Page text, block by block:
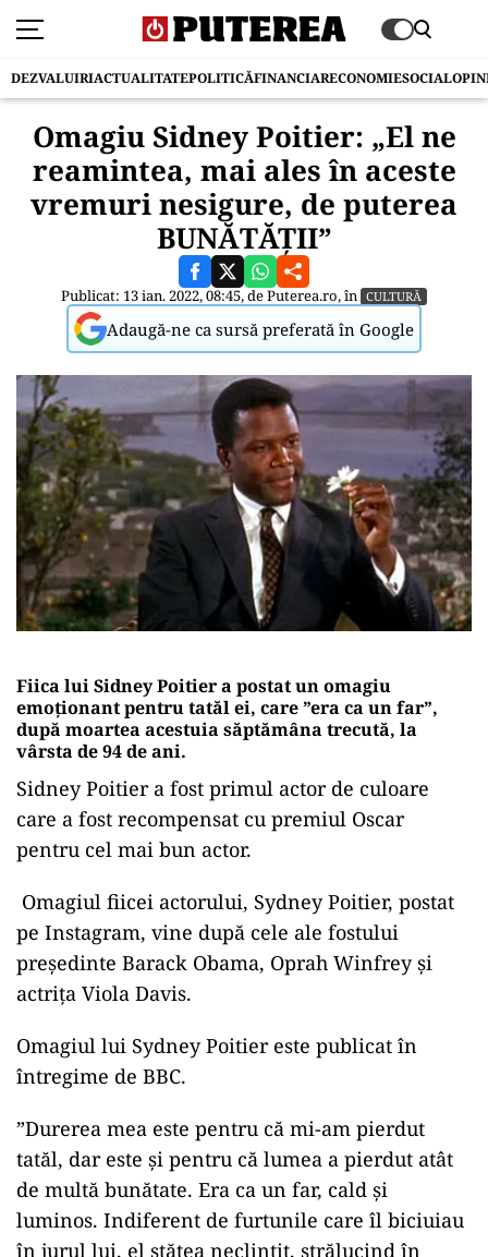
DEZVALUIRIACTUALITATEPOLITICĂFINANCIARECONOMIESOCIAL
Omagiu Sidney Poitier: „El ne
reamintea, mai ales în aceste
vremuri nesigure, de puterea
BUNĂTĂȚII”
Publicat: 13 ian. 2022, 08:45, dePuterea.ro, în CULTURĂ
Adaugă-ne ca sursă preferată în Google
Fiica lui Sidney Poitier a postat un omagiu
emoționant pentru tatăl ei, care ”era ca un far”,
după moartea acestuia săptămâna trecută, la
vârsta de 94 de ani.
Sidney Poitier a fost primul actor de culoare
care a fost recompensat cu premiul Oscar
pentru cel mai bun actor.
Omagiul fiicei actorului, Sydney Poitier, postat
pe Instagram, vine după cele ale fostului
președinte Barack Obama, Oprah Winfrey și
actrița Viola Davis.
ad